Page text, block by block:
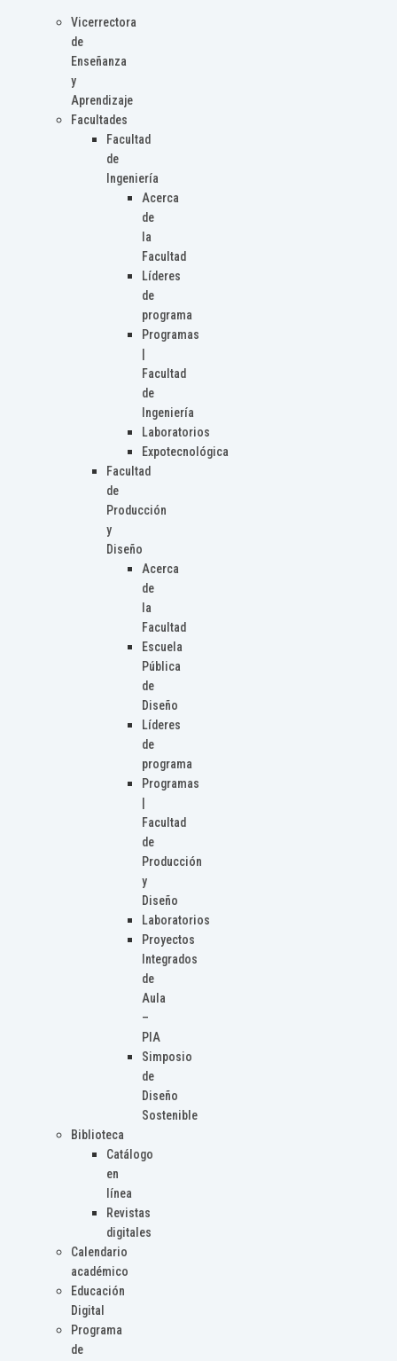
Vicerrectora
de
Enseñanza
y
Aprendizaje
Facultades
Facultad
de
Ingeniería
Acerca
de
la
Facultad
Líderes
de
programa
Programas
Facultad
de
Ingeniería
Laboratorios
Expotecnológica
Facultad
de
Producción
y
Diseño
Acerca
de
la
Facultad
Escuela
Pública
de
Diseño
Líderes
de
programa
Programas
Facultad
de
Producción
y
Diseño
Laboratorios
Proyectos
Integrados
de
Aula
–
PIA
Simposio
de
Diseño
Sostenible
Biblioteca
Catálogo
en
línea
Revistas
digitales
Calendario
académico
Educación
Digital
Programa
de